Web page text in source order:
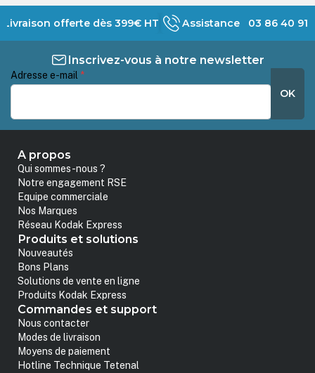
Livraison offerte dès 399€ HT Assistance 03 86 40 91
Inscrivez-vous à notre newsletter
Adresse e-mail *
OK
A propos
Qui sommes-nous ?
Notre engagement RSE
Equipe commerciale
Nos Marques
Réseau Kodak Express
Produits et solutions
Nouveautés
Bons Plans
Solutions de vente en ligne
Produits Kodak Express
Commandes et support
Nous contacter
Modes de livraison
Moyens de paiement
Hotline Technique Tetenal